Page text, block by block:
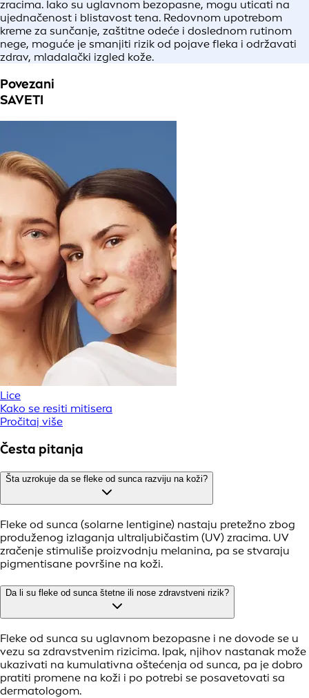
zracima. Iako su uglavnom bezopasne, mogu uticati na
ujednačenost i blistavost tena. Redovnom upotrebom
kreme za sunčanje, zaštitne odeće i doslednom rutinom
nege, moguće je smanjiti rizik od pojave fleka i održavati
zdrav, mladalački izgled kože.
Povezani
SAVETI
Lice
Kako se resiti mitisera
Pročitaj više
Česta pitanja
Šta uzrokuje da se fleke od sunca razviju na koži?
Fleke od sunca (solarne lentigine) nastaju pretežno zbog
produženog izlaganja ultraljubičastim (UV) zracima. UV
zračenje stimuliše proizvodnju melanina, pa se stvaraju
pigmentisane površine na koži.
Da li su fleke od sunca štetne ili nose zdravstveni rizik?
Fleke od sunca su uglavnom bezopasne i ne dovode se u
vezu sa zdravstvenim rizicima. Ipak, njihov nastanak može
ukazivati na kumulativna oštećenja od sunca, pa je dobro
pratiti promene na koži i po potrebi se posavetovati sa
dermatologom.